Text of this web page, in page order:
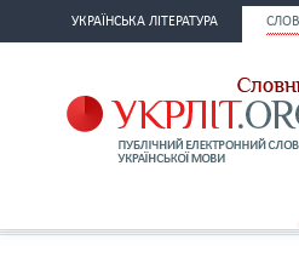
УКРАЇНСЬКА ЛІТЕРАТУРА